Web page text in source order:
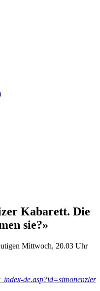
Kabarett. Die
sie?»
Mittwoch, 20.03 Uhr
de.asp?id=simonenzler